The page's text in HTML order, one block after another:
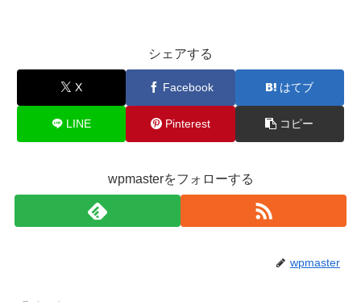
シェアする
X Facebook はてブ
LINE Pinterest コピー
wpmasterをフォローする
wpmaster